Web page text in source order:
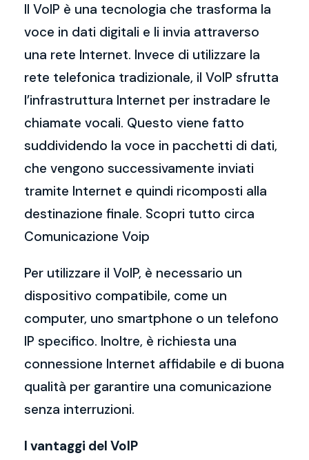
Il VoIP è una tecnologia che trasforma la
voce in dati digitali e li invia attraverso
una rete Internet. Invece di utilizzare la
rete telefonica tradizionale, il VoIP sfrutta
l’infrastruttura Internet per instradare le
chiamate vocali. Questo viene fatto
suddividendo la voce in pacchetti di dati,
che vengono successivamente inviati
tramite Internet e quindi ricomposti alla
destinazione finale. Scopri tutto circa
Comunicazione Voip
Per utilizzare il VoIP, è necessario un
dispositivo compatibile, come un
computer, uno smartphone o un telefono
IP specifico. Inoltre, è richiesta una
connessione Internet affidabile e di buona
qualità per garantire una comunicazione
senza interruzioni.
I vantaggi del VoIP